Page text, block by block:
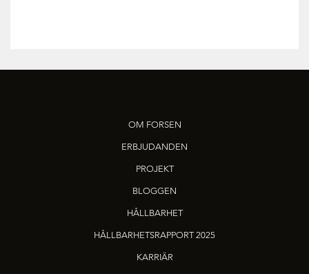
OM FORSEN
ERBJUDANDEN
PROJEKT
BLOGGEN
HÅLLBARHET
HÅLLBARHETSRAPPORT 2025
KARRIÄR